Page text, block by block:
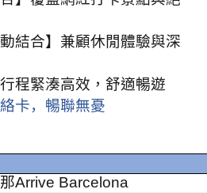
結合】 兼顧休閒體驗與深
程緊湊高效，舒適暢遊
卡，暢聯無憂
Arrive Barcelona